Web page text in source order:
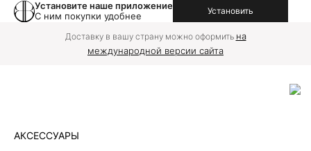
Установите наше приложение
С ним покупки удобнее
Установить
Доставку в вашу страну можно оформить на
международной версии сайта
АКСЕССУАРЫ